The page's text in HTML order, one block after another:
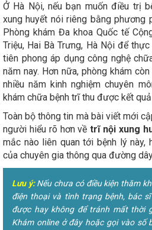
Ở Hà Nội, nếu bạn muốn điều trị
xung huyết nói riêng bằng phương
Phòng khám Đa khoa Quốc tế
Triệu, Hai Bà Trưng, Hà Nội để
tiên phong áp dụng công nghệ
năm nay. Hơn nữa, phòng khám
nhiều năm kinh nghiệm chuyên
khám chữa bệnh trĩ thu được kết
Toàn bộ thông tin mà bài viết mới
người hiểu rõ hơn vềtrĩ nội xung
mắc nào liên quan tới bệnh lý này,
của chuyên gia thông qua đường
Lưu ý:Nếu chưa có điều kiện thăm
điện thoại và tình trạng bệnh, bác
được hay không để tránh mất thời
Khám online ở đây hoặc gọi vào số